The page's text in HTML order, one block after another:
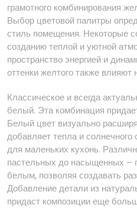
грамотного комбинирования
Выбор цветовой палитры
стиль помещения. Некоторые
созданию теплой и уютной
пространство энергией и
оттенки желтого также влияют
Классическое и всегда
белый. Эта комбинация
Белый цвет визуально
добавляет тепла и
для маленьких кухонь.
пастельных до насыщенных –
белым, позволяя создавать
Добавление детали из
придаст композиции еще